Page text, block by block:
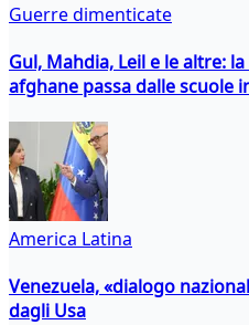
Guerre dimenticate
Gul, Mahdia, Leil e le altre:
afghane passa dalle scuole
America Latina
Venezuela, «dialogo
dagli Usa